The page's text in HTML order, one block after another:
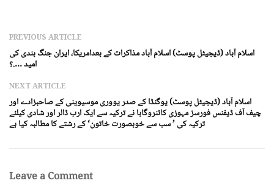
PREVIOUS ARTICLE
اسلام آباد (ڈیجیٹل پوسٹ) اسلام آباد مذاکرات کے بعدامریکا، ایران جنگ بندی کی
امید ….؟
NEXT ARTICLE
اسلام آباد (ڈیجیٹل پوسٹ) یوگنڈا کے صدر یووری موسیوینی کے صاحبزادے اور
چیف آف ڈیفنس فورسز مہوزی کائنروگابا نے ترکیہ سے ایک ارب ڈالر اور شادی کیلئے
ترکیہ کی ’ سب سے خوبصورت خاتون‘ کے رشتے کا مطالبہ کیا ہے
Leave a Comment